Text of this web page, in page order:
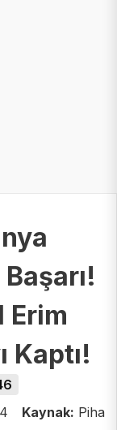
Erim
Kaptı!
Kaynak: Piha